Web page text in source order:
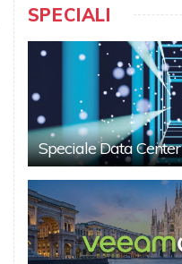
SPECIALI
Speciale Data Center